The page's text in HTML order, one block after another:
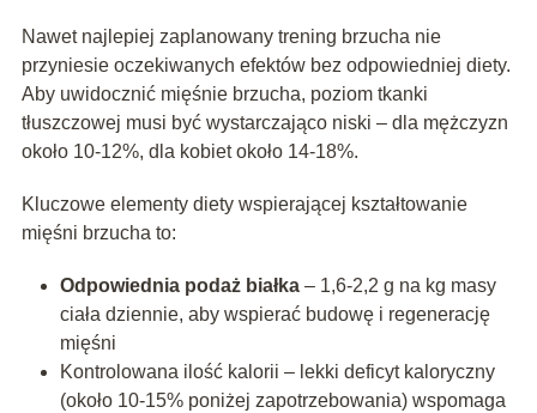
Nawet najlepiej zaplanowany trening brzucha nie
przyniesie oczekiwanych efektów bez odpowiedniej diety.
Aby uwidocznić mięśnie brzucha, poziom tkanki
tłuszczowej musi być wystarczająco niski – dla mężczyzn
około 10-12%, dla kobiet około 14-18%.
Kluczowe elementy diety wspierającej kształtowanie
mięśni brzucha to:
Odpowiednia podaż białka– 1,6-2,2 g na kg masy
ciała dziennie, aby wspierać budowę i regenerację
mięśni
Kontrolowana ilość kalorii – lekki deficyt kaloryczny
(około 10-15% poniżej zapotrzebowania) wspomaga